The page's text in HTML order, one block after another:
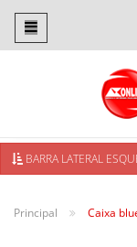
Toggle
navigation
BARRA LATERAL
Principal Caixa